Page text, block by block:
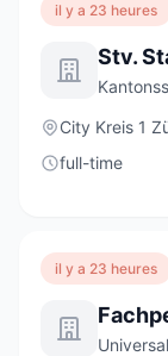
il y a 23 heures
City Kreis 1
full-time
il y a 23 heures